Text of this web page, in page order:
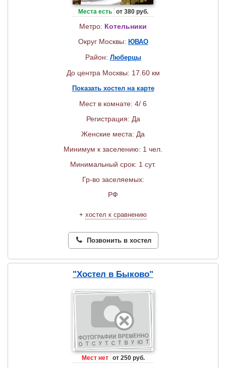
Места есть от 380 руб.
Метро: Котельники
Округ Москвы: ЮВАО
Район: Люберцы
До центра Москвы: 17.60 км
Показать хостел на карте
Мест в комнате: 4/ 6
Регистрация: Да
Женские места: Да
Минимум к заселению: 1 чел.
Минимальный срок: 1 сут.
Гр-во заселяемых:
РФ
+ хостел к сравнению
Позвонить в хостел
"Хостел в Быково"
Мест нет от 250 руб.